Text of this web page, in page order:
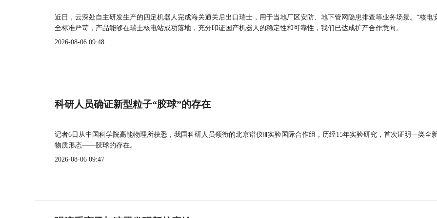
近日，云深处自主研发生产的四足机器人完成海关通关后出口瑞士，用于当地厂区安防、地下管网隐患排查等业务场景。“核电
全标准严苛，产品能够在瑞士核电站成功落地，充分印证国产机器人的稳定性和可靠性，我们已达成扩产合作意向。
2026-08-06 09:48
科研人员确证新型粒子“胶球”的存在
记者6日从中国科学院高能物理所获悉，我国科研人员领衔的北京谱仪Ⅲ实验国际合作组，历经15年实验研究，首次证明一类全
物质形态——胶球的存在。
2026-08-06 09:47